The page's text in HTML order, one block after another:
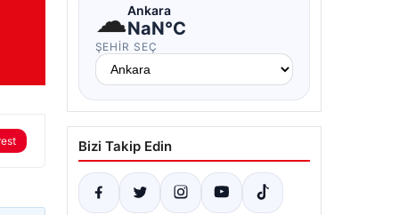
☁Ankara
NaN°C
ŞEHIR SEÇ
Bizi Takip Edin